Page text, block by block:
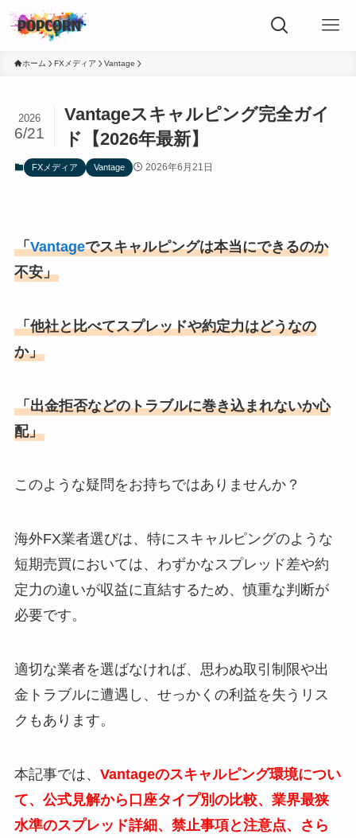
ホーム FXメディア Vantage
Vantageスキャルピング完全ガイ
ド【2026年最新】
2026
6/21
FXメディア Vantage 2026年6月21日
「Vantageでスキャルピングは本当にできるのか
不安」
「他社と比べてスプレッドや約定力はどうなの
か」
「出金拒否などのトラブルに巻き込まれないか心
配」
このような疑問をお持ちではありませんか？
海外FX業者選びは、特にスキャルピングのような
短期売買においては、わずかなスプレッド差や約
定力の違いが収益に直結するため、慎重な判断が
必要です。
適切な業者を選ばなければ、思わぬ取引制限や出
金トラブルに遭遇し、せっかくの利益を失うリス
クもあります。
本記事では、 Vantageのスキャルピング環境につい
て、公式見解から口座タイプ別の比較、業界最狭
水準のスプレッド詳細、禁止事項と注意点、さら